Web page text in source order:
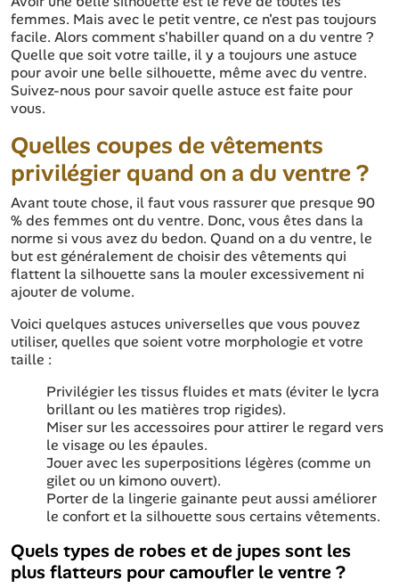
femmes. Mais avec le petit ventre, ce n'est pas toujours
facile. Alors comment s'habiller quand on a du ventre ?
Quelle que soit votre taille, il y a toujours une astuce
pour avoir une belle silhouette, même avec du ventre.
Suivez-nous pour savoir quelle astuce est faite pour
vous.
Quelles coupes de vêtements
privilégier quand on a du ventre ?
Avant toute chose, il faut vous rassurer que presque 90
% des femmes ont du ventre. Donc, vous êtes dans la
norme si vous avez du bedon. Quand on a du ventre, le
but est généralement de choisir des vêtements qui
flattent la silhouette sans la mouler excessivement ni
ajouter de volume.
Voici quelques astuces universelles que vous pouvez
utiliser, quelles que soient votre morphologie et votre
taille :
Privilégier les tissus fluides et mats (éviter le lycra
brillant ou les matières trop rigides).
Miser sur les accessoires pour attirer le regard vers
le visage ou les épaules.
Jouer avec les superpositions légères (comme un
gilet ou un kimono ouvert).
Porter de la lingerie gainante peut aussi améliorer
le confort et la silhouette sous certains vêtements.
Quels types de robes et de jupes sont les
plus flatteurs pour camoufler le ventre ?